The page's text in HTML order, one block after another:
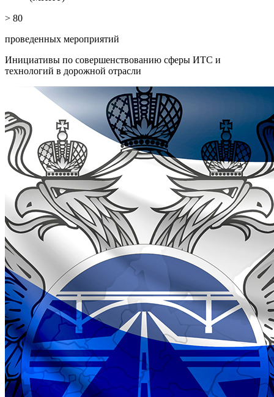
> 80
проведенных мероприятий
Инициативы по совершенствованию сферы ИТС и
технологий в дорожной отрасли